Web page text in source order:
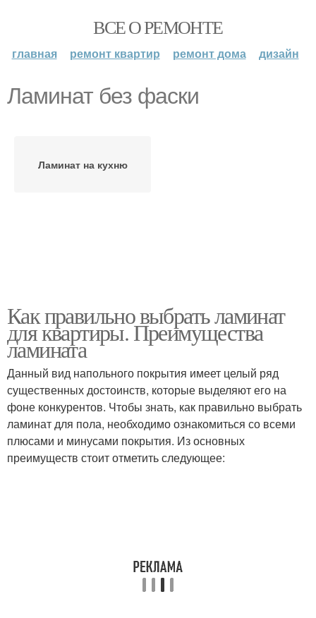
ВСЕ О РЕМОНТЕ
главная ремонт квартир ремонт дома дизайн
Ламинат без фаски
Ламинат на кухню
Как правильно выбрать ламинат
для квартиры. Преимущества
ламината
Данный вид напольного покрытия имеет целый ряд
существенных достоинств, которые выделяют его на
фоне конкурентов. Чтобы знать, как правильно выбрать
ламинат для пола, необходимо ознакомиться со всеми
плюсами и минусами покрытия. Из основных
преимуществ стоит отметить следующее: